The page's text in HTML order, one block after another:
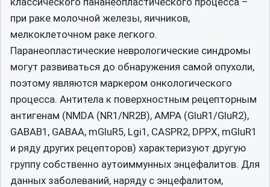
при раке молочной железы, яичников,
мелкоклеточном раке легкого.
Паранеопластические неврологические синдромы
могут развиваться до обнаружения самой опухоли,
поэтому являются маркером онкологического
процесса. Антитела к поверхностным рецепторным
антигенам (NMDA (NR1/NR2B), AMPA (GluR1/GluR2),
GABAB1, GABAА, mGluR5, Lgi1, CASPR2, DPPX, mGluR1
и ряду других рецепторов) характеризуют другую
группу собственно аутоиммунных энцефалитов. Для
данных заболеваний, наряду с энцефалитом,